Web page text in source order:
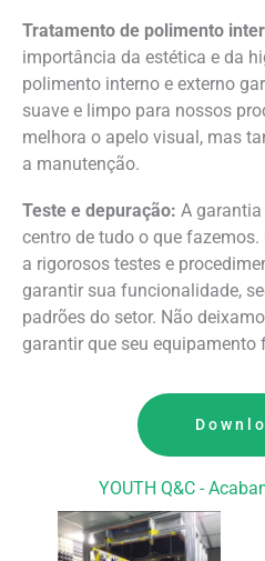
Tratamento de polimento
importância da estética e da
polimento interno e externo
suave e limpo para nossos
melhora o apelo visual, mas
a manutenção.
Teste e depuração: A
centro de tudo o que
a rigorosos testes e
garantir sua funcionalidade,
padrões do setor. Não
garantir que seu equipamento
YOUTH Q&C -